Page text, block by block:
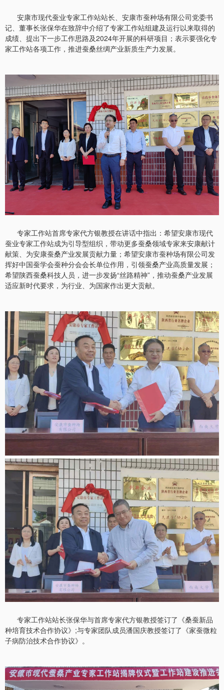
安康市现代蚕业专家工作站站长、安康市蚕种场有限公司党委书
记、董事长张保华在致辞中介绍了专家工作站组建及运行以来取得的
成绩、提出下一步工作思路及2024年开展的科研项目；表示要强化专
家工作站各项工作，推进蚕桑丝绸产业新质生产力发展。
专家工作站首席专家代方银教授在讲话中指出：希望安康市现代
蚕业专家工作站成为引导型组织，带动更多蚕桑领域专家来安康献计
献策、为安康蚕桑产业发展贡献力量；希望安康市蚕种场有限公司发
挥好中国蚕学会蚕种分会会长单位作用，引领蚕桑产业高质量发展；
希望陕西蚕桑科技人员，进一步发扬“丝路精神”，推动蚕桑产业发展
适应新时代要求，为行业、为国家作出更大贡献。
专家工作站站长张保华与首席专家代方银教授签订了《桑蚕新品
种培育技术合作协议》;与专家团队成员潘国庆教授签订了《家蚕微粒
子病防治技术合作协议》。